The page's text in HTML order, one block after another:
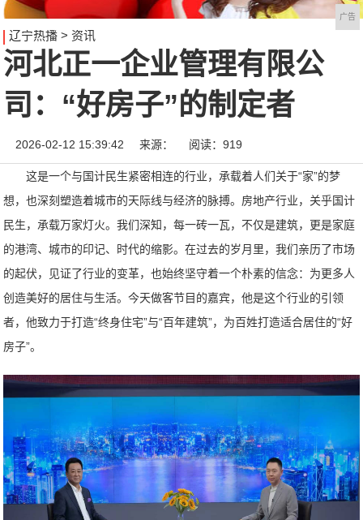
广告
辽宁热播> 资讯
河北正一企业管理有限公
司：“好房子”的制定者
2026-02-12 15:39:42 来源： 阅读：919
这是一个与国计民生紧密相连的行业，承载着人们关于“家”的梦
想，也深刻塑造着城市的天际线与经济的脉搏。房地产行业，关乎国计
民生，承载万家灯火。我们深知，每一砖一瓦，不仅是建筑，更是家庭
的港湾、城市的印记、时代的缩影。在过去的岁月里，我们亲历了市场
的起伏，见证了行业的变革，也始终坚守着一个朴素的信念：为更多人
创造美好的居住与生活。今天做客节目的嘉宾，他是这个行业的引领
者，他致力于打造“终身住宅”与“百年建筑”，为百姓打造适合居住的“好
房子”。